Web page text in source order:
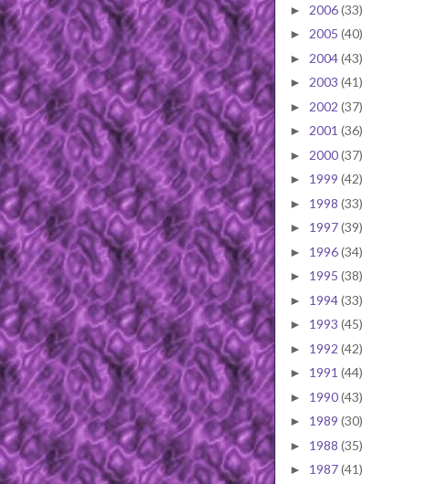
► 2006(33)
► 2005 (40)
► 2004(43)
► 2003 (41)
► 2002 (37)
► 2001 (36)
► 2000(37)
► 1999 (42)
► 1998 (33)
► 1997(39)
► 1996(34)
► 1995 (38)
► 1994(33)
► 1993 (45)
► 1992 (42)
► 1991 (44)
► 1990(43)
► 1989 (30)
► 1988 (35)
► 1987(41)